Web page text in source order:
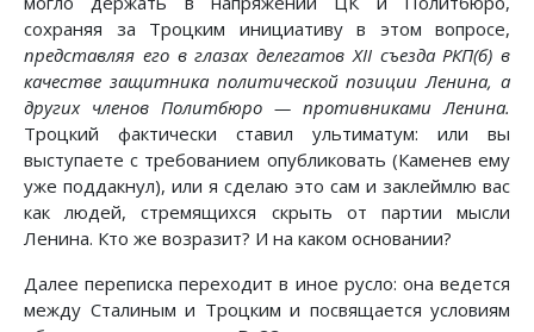
сохраняя за Троцким инициативу в этом вопросе,
представляя его в глазах делегатов XII съезда РКП(б) в
качестве защитника политической позиции Ленина, а
других членов Политбюро — противниками Ленина.
Троцкий фактически ставил ультиматум: или вы
выступаете с требованием опубликовать (Каменев ему
уже поддакнул), или я сделаю это сам и заклеймлю вас
как людей, стремящихся скрыть от партии мысли
Ленина. Кто же возразит? И на каком основании?
Далее переписка переходит в иное русло: она ведется
между Сталиным и Троцким и посвящается условиям